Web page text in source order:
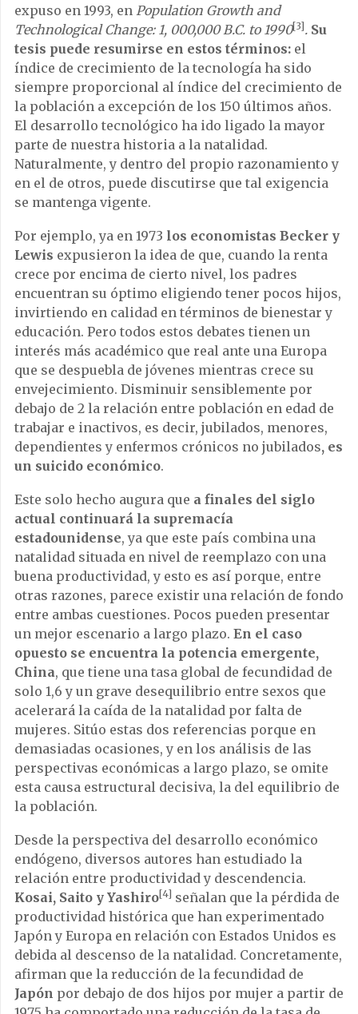
expuso en 1993, en Population Growth and
Technological Change: 1, 000,000 B.C. to 1990[3] . Su
tesis puede resumirse en estos términos: el
índice de crecimiento de la tecnología ha sido
siempre proporcional al índice del crecimiento de
la población a excepción de los 150 últimos años.
El desarrollo tecnológico ha ido ligado la mayor
parte de nuestra historia a la natalidad.
Naturalmente, y dentro del propio razonamiento y
en el de otros, puede discutirse que tal exigencia
se mantenga vigente.
Por ejemplo, ya en 1973 los economistas Becker y
Lewis expusieron la idea de que, cuando la renta
crece por encima de cierto nivel, los padres
encuentran su óptimo eligiendo tener pocos hijos,
invirtiendo en calidad en términos de bienestar y
educación. Pero todos estos debates tienen un
interés más académico que real ante una Europa
que se despuebla de jóvenes mientras crece su
envejecimiento. Disminuir sensiblemente por
debajo de 2 la relación entre población en edad de
trabajar e inactivos, es decir, jubilados, menores,
dependientes y enfermos crónicos no jubilados, es
un suicido económico.
Este solo hecho augura que a finales del siglo
actual continuará la supremacía
estadounidense, ya que este país combina una
natalidad situada en nivel de reemplazo con una
buena productividad, y esto es así porque, entre
otras razones, parece existir una relación de fondo
entre ambas cuestiones. Pocos pueden presentar
un mejor escenario a largo plazo. En el caso
opuesto se encuentra la potencia emergente,
China, que tiene una tasa global de fecundidad de
solo 1,6 y un grave desequilibrio entre sexos que
acelerará la caída de la natalidad por falta de
mujeres. Sitúo estas dos referencias porque en
demasiadas ocasiones, y en los análisis de las
perspectivas económicas a largo plazo, se omite
esta causa estructural decisiva, la del equilibrio de
la población.
Desde la perspectiva del desarrollo económico
endógeno, diversos autores han estudiado la
relación entre productividad y descendencia.
Kosai, Saito y Yashiro[4] señalan que la pérdida de
productividad histórica que han experimentado
Japón y Europa en relación con Estados Unidos es
debida al descenso de la natalidad. Concretamente,
afirman que la reducción de la fecundidad de
Japón por debajo de dos hijos por mujer a partir de